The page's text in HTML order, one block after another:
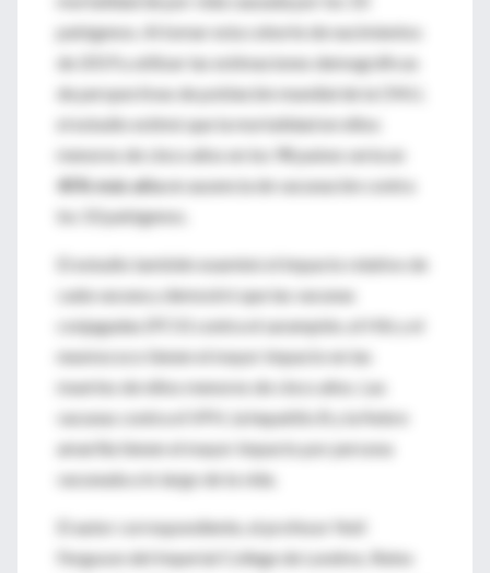
patógenos. Al tomar esta cohorte de nacimientos
de 2019 y utilizar las estimaciones demográficas
de perspectivas de población mundial de la ONU,
el estudio estimó que la mortalidad en niños
menores de cinco años en los 98 países sería un
45% más altaen ausencia de vacunación contra
los 10 patógenos.
El estudio también examinó el impacto relativo de
cada vacuna y demostró que las vacunas
conjugadas (PCV) contra el sarampión, el Hib y el
neumococo tienen el mayor impacto en las
muertes de niños menores de cinco años. Las
vacunas contra el VPH, la hepatitis B y la fiebre
amarilla tienen el mayor impacto por persona
vacunada a lo largo de la vida.
El autor correspondiente, el profesor Neil
Ferguson del Imperial College de Londres, Reino